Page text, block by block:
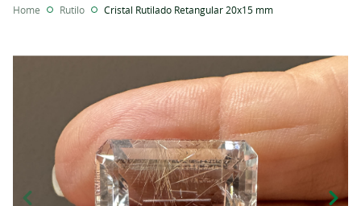
Home Rutilo Cristal Rutilado Retangular 20x15 mm